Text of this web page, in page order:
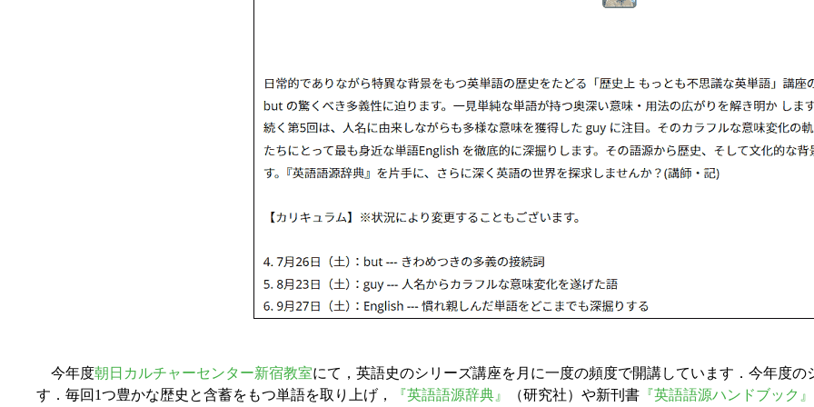
今年度朝日カルチャーセンター新宿教室にて，英語史のシリーズ講座を月に一度の頻度で開講しています．今年度の
す．毎回1つ豊かな歴史と含蓄をもつ単語を取り上げ，
『英語語源辞典』 （研究社）や新刊書 『英語語源ハンドブック』